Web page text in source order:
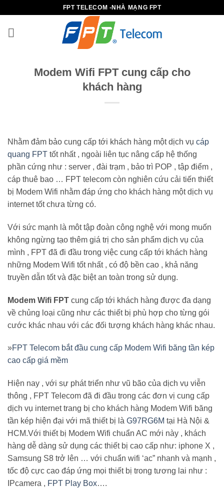
nội
FPT TELECOM -NHÀ MẠNG FPT
Modem Wifi FPT cung cấp cho
khách hàng
Nhằm đảm bảo cung cấp tới khách hàng một dịch vụ cáp
quang FPT tốt nhất , ngoài liên tục nâng cấp hệ thống
phần cứng như : server , đài trạm , bảo trì POP , tập điểm ,
cáp thuê bao … FPT telecom còn nghiên cứu cải tiến thiết
bị Modem Wifi nhằm đáp ứng cho khách hàng một dịch vụ
internet tốt chưa từng có.
Với sức mạnh là môt tập đoàn công nghệ với mong muốn
không ngừng tạo thêm giá trị cho sản phẩm dịch vụ của
mình , FPT đã đi đầu trong việc cung cấp tới khách hàng
những Modem Wifi tốt nhất , có độ bền cao , khả năng
truyền dẫn tốt và đặc biệt an toàn trong sử dụng.
Modem Wifi FPT cung cấp tới khách hàng được đa dạng
về chủng loại cũng như các thiết bị phù hợp cho từng gói
cước khác nhau với các đối tượng khách hàng khác nhau.
»FPT Telecom bắt đầu cung cấp Modem Wifi băng tần kép
cao cấp giá mềm
Hiện nay , với sự phát triển như vũ bão của dịch vụ viễn
thông , FPT Telecom đã đi đầu trong các đơn vị cung cấp
dịch vụ internet trang bị cho khách hàng Modem Wifi băng
tần kép hiện đại với mã thiết bị là G97RG6M tại Hà Nội &
HCM.Với thiết bị Modem Wifi chuẩn AC mới này , khách
hàng dễ dàng sử dụng các thiết bị cao cấp như: iphone X ,
Samsung S8 trở lên … với chuẩn wifi ‘ac” nhanh và mạnh ,
tốc độ cực cao đáp ứng mọi thiết bị trong tương lai như :
IPcamera , FPT Play Box….